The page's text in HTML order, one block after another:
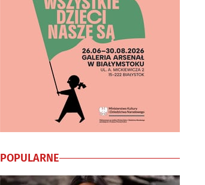
POPULARNE